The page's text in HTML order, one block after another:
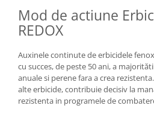
Mod de actiune
REDOX
Auxinele continute de erbicidele
cu succes, de peste 50 ani, a
anuale si perene fara a crea
alte erbicide, contribuie decisiv la
rezistenta in programele de